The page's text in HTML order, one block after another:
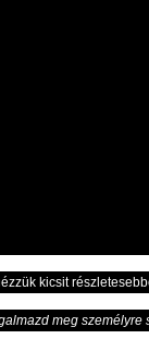
kicsit
meg személyre